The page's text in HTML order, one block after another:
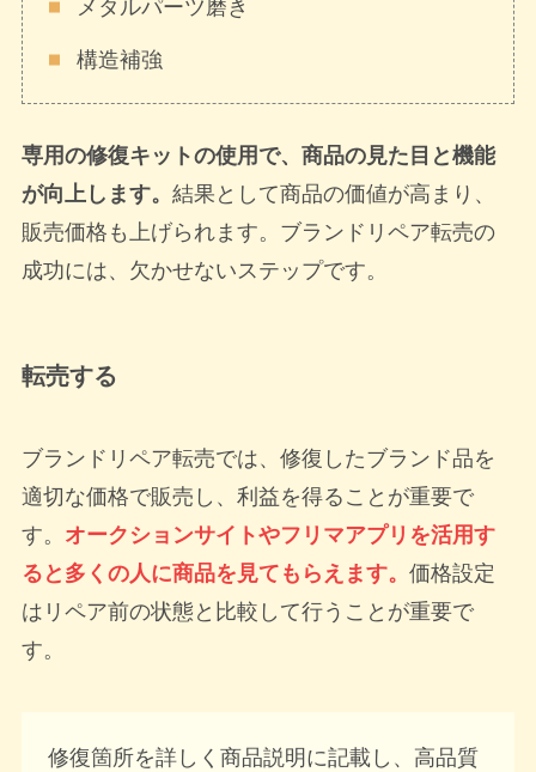
メタルパーツ磨き
構造補強
専用の修復キットの使用で、商品の見た目と機能
が向上します。 結果として商品の価値が高まり、
販売価格も上げられます。ブランドリペア転売の
成功には、欠かせないステップです。
転売する
ブランドリペア転売では、修復したブランド品を
適切な価格で販売し、利益を得ることが重要で
す。 オークションサイトやフリマアプリを活用す
ると多くの人に商品を見てもらえます。 価格設定
はリペア前の状態と比較して行うことが重要で
す。
修復箇所を詳しく商品説明に記載し、高品質